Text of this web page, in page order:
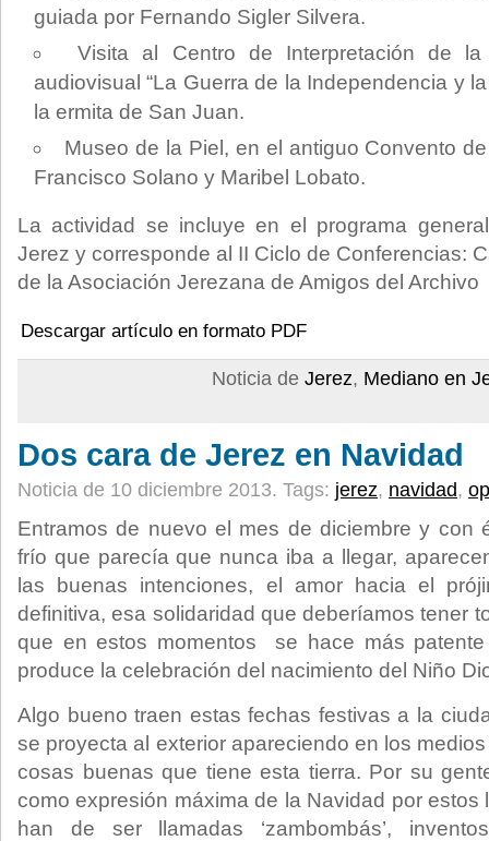
guiada por Fernando Sigler Silvera.
Visita al Centro de Interpretación de
audiovisual “La Guerra de la Independencia y
la ermita de San Juan.
Museo de la Piel, en el antiguo Convento
Francisco Solano y Maribel Lobato.
La actividad se incluye en el programa
Jerez y corresponde al II Ciclo de Conferencias:
de la Asociación Jerezana de Amigos del Archivo
Descargar artículo en formato PDF
Noticia de Jerez, Mediano en
Dos cara de Jerez en Navidad
Noticia de 10 diciembre 2013. Tags: jerez, navidad,
Entramos de nuevo el mes de diciembre y con
frío que parecía que nunca iba a llegar,
las buenas intenciones, el amor hacia el
definitiva, esa solidaridad que deberíamos tener
que en estos momentos se hace más
produce la celebración del nacimiento del Niño
Algo bueno traen estas fechas festivas a la
se proyecta al exterior apareciendo en los
cosas buenas que tiene esta tierra. Por su
como expresión máxima de la Navidad por estos
han de ser llamadas ‘zambombás’,